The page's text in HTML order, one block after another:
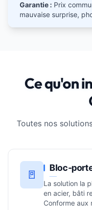
Garantie : Prix
mauvaise surprise,
Ce qu'on
Toutes nos
🚪 Bloc-
La solution la
en acier, bâti
Conforme aux